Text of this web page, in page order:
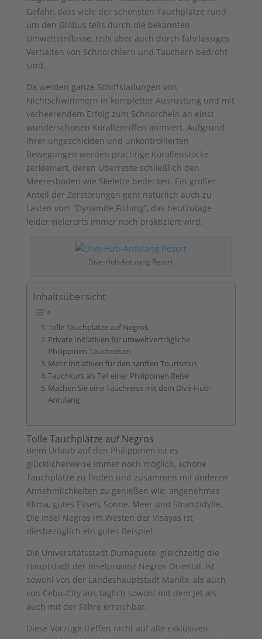
Gefahr, dass viele der schönsten Tauchplätze rund
um den Globus teils durch die bekannten
Umwelteinflüsse, teils aber auch durch fahrlässiges
Verhalten von Schnorchlern und Tauchern bedroht
sind.
Da werden ganze Schiffsladungen von
Nichtschwimmern in kompletter Ausrüstung und mit
verheerendem Erfolg zum Schnorcheln an einst
wunderschönen Korallenriffen animiert. Aufgrund
ihrer ungeschickten und unkontrollierten
Bewegungen werden prächtige Korallenstöcke
zerkleinert, deren Überreste schließlich den
Meeresboden wie Skelette bedecken. Ein großer
Anteil der Zerstörungen geht natürlich auch zu
Lasten vom “Dynamite Fishing“, das heutzutage
leider vielerorts immer noch praktiziert wird.
Dive-Hub-Antulang Resort
Inhaltsübersicht
Tolle Tauchplätze auf Negros
Private Initiativen für umweltverträgliche
Philippinen Tauchreisen
Mehr Initiativen für den sanften Tourismus
Tauchkurs als Teil einer Philippinen Reise
Machen Sie eine Tauchreise mit dem Dive-Hub-
Antulang
Tolle Tauchplätze auf Negros
Beim Urlaub auf den Philippinen ist es
glücklicherweise immer noch möglich, schöne
Tauchplätze zu finden und zusammen mit anderen
Annehmlichkeiten zu genießen wie: angenehmes
Klima, gutes Essen, Sonne, Meer und Strandidylle.
Die Insel Negros im Westen der Visayas ist
diesbezüglich ein gutes Beispiel.
Die Universitätsstadt Dumaguete, gleichzeitig die
Hauptstadt der Inselprovinz Negros Oriental, ist
sowohl von der Landeshauptstadt Manila, als auch
von Cebu-City aus täglich sowohl mit dem Jet als
auch mit der Fähre erreichbar.
Diese Vorzüge treffen nicht auf alle exklusiven